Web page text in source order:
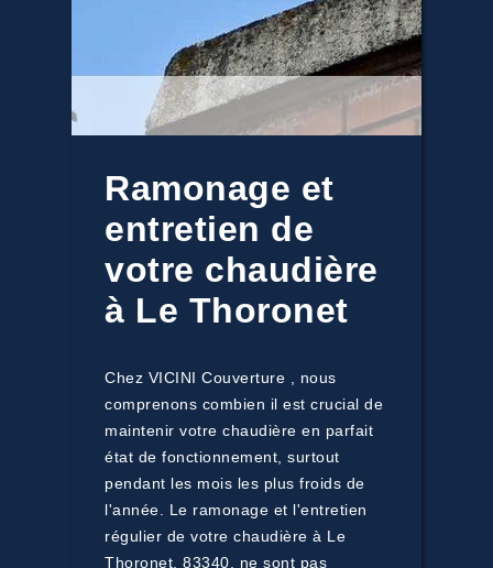
Ramonage et
entretien de
votre chaudière
à Le Thoronet
Chez VICINI Couverture , nous
comprenons combien il est crucial de
maintenir votre chaudière en parfait
état de fonctionnement, surtout
pendant les mois les plus froids de
l'année. Le ramonage et l'entretien
régulier de votre chaudière à Le
Thoronet, 83340, ne sont pas